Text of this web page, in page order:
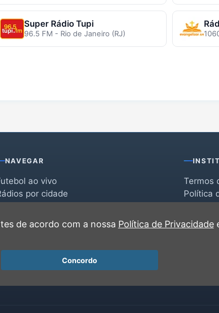
Super Rádio Tupi
96.5 FM - Rio de Janeiro (RJ)
NAVEGAR
ao vivo
por cidade
Favoritas
Termos
Política
Contato
de acordo com a nossa Política de Privacidade
Concordo